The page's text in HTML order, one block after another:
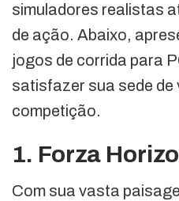
simuladores realistas
de ação. Abaixo,
jogos de corrida para
satisfazer sua sede de
competição.
1. Forza
Com sua vasta